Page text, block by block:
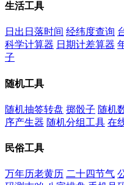
生活工具
日出日落时间 经纬度查询
科学计算器 日期计差算器
子
随机工具
随机抽签转盘 掷骰子 随机
序产生器 随机分组工具 在
民俗工具
万年历老黄历 二十四节气